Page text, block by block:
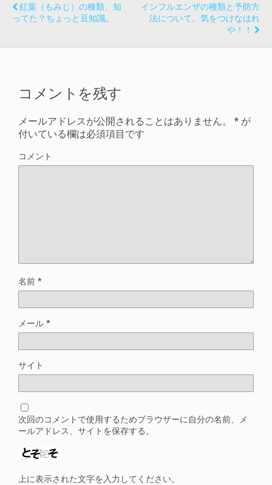
紅葉（もみじ）の種類、知
ってた？ちょっと豆知識。
インフルエンザの種類と予防方
法について。気をつけなはれ
や！！
コメントを残す
メールアドレスが公開されることはありません。 * が
付いている欄は必須項目です
コメント
名前 *
メール *
サイト
次回のコメントで使用するためブラウザーに自分の名前、メ
ールアドレス、サイトを保存する。
上に表示された文字を入力してください。